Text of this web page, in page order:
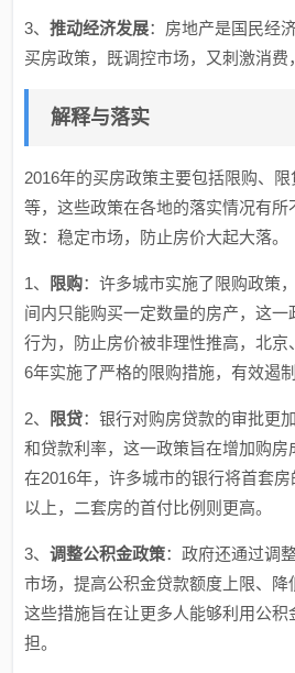
3、推动经济发展：房地产是国民经
买房政策，既调控市场，又刺激消费
解释与落实
2016年的买房政策主要包括限购、
等，这些政策在各地的落实情况有所
致：稳定市场，防止房价大起大落。
1、 限购：许多城市实施了限购政策
间内只能购买一定数量的房产，这一
行为，防止房价被非理性推高，北京
6年实施了严格的限购措施，有效遏
2、 限贷：银行对购房贷款的审批更
和贷款利率，这一政策旨在增加购房
在2016年，许多城市的银行将首套
以上，二套房的首付比例则更高。
3、调整公积金政策：政府还通过调
市场，提高公积金贷款额度上限、降
这些措施旨在让更多人能够利用公积
担。